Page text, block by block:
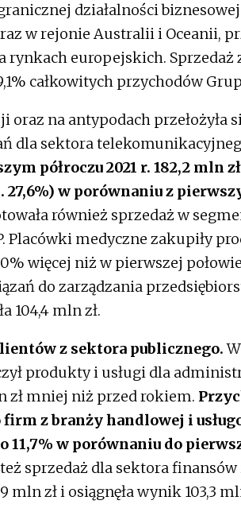
działalności
w rejonie Australii i Oceanii,
rynkach europejskich. Sprzedaż
całkowitych przychodów
na antypodach przełożyła
dla sektora
półroczu 2021 r. 182,2 mln
27,6%) w porównaniu z
również sprzedaż w
Placówki medyczne zakupiły
więcej niż w pierwszej
do zarządzania
104,4 mln zł.
z sektora publicznego.
produkty i usługi dla
zł mniej niż przed rokiem.
z branży handlowej i
11,7% w porównaniu do
sprzedaż dla sektora finansów
mln zł i osiągnęła wynik 103,3